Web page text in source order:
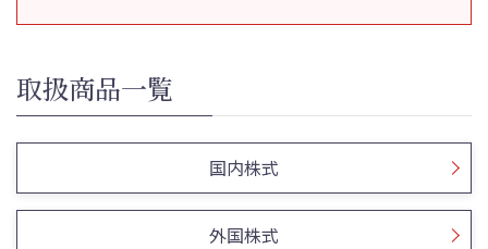
取扱商品一覧
国内株式
外国株式